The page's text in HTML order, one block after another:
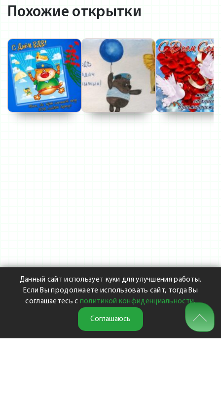
Похожие открытки
Данный сайт использует куки для улучшения работы.
Если Вы продолжаете использовать сайт, тогда Вы
соглашаетесь с политикой конфиденциальности.
Соглашаюсь